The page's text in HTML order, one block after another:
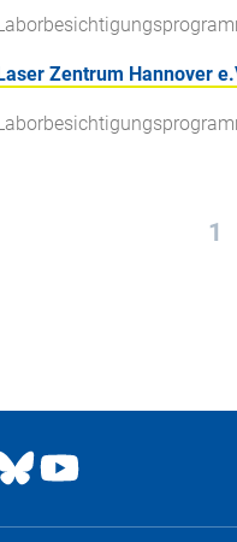
Zentrum Hannover
1